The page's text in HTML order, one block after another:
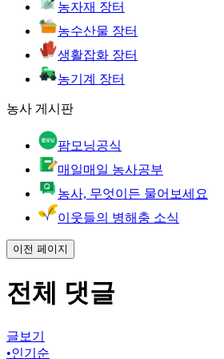
농자재 장터
농수산물 장터
생활잡화 장터
농기계 장터
농사 게시판
팜모닝공식
매일매일 농사공부
농사, 무엇이든 물어보세요
이웃들의 병해충 소식
이전 페이지
전체 댓글
글보기
•인기순